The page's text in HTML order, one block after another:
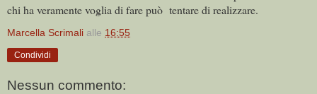
chi ha veramente voglia di fare può tentare di realizzare.
Marcella Scrimali alle 16:55
Condividi
Nessun commento: